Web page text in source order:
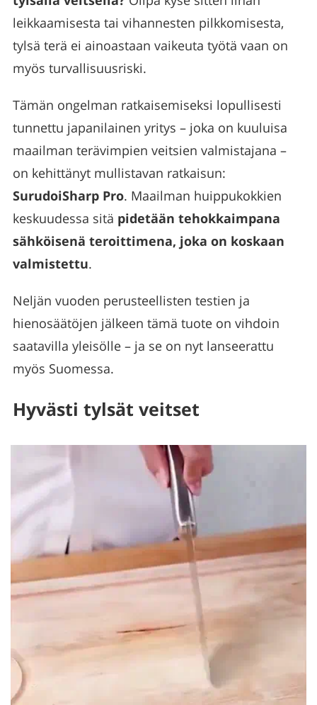
leikkaamisesta tai vihannesten pilkkomisesta,
tylsä terä ei ainoastaan vaikeuta työtä vaan on
myös turvallisuusriski.
Tämän ongelman ratkaisemiseksi lopullisesti
tunnettu japanilainen yritys – joka on kuuluisa
maailman terävimpien veitsien valmistajana –
on kehittänyt mullistavan ratkaisun:
SurudoiSharp Pro. Maailman huippukokkien
keskuudessa sitä pidetään tehokkaimpana
sähköisenä teroittimena, joka on koskaan
valmistettu.
Neljän vuoden perusteellisten testien ja
hienosäätöjen jälkeen tämä tuote on vihdoin
saatavilla yleisölle – ja se on nyt lanseerattu
myös Suomessa.
Hyvästi tylsät veitset